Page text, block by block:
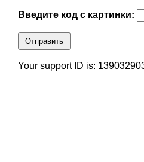
Введите код с картинки:
Отправить
Your support ID is: